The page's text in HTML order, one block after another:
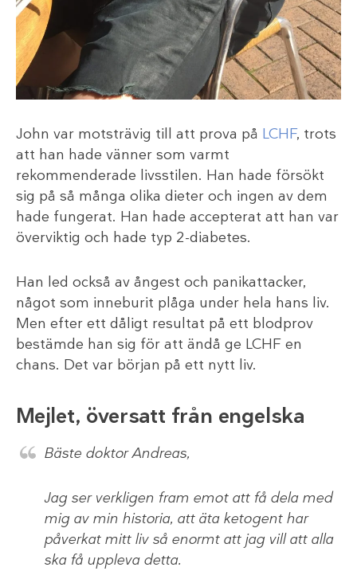
John var motsträvig till att prova på LCHF, trots
att han hade vänner som varmt
rekommenderade livsstilen. Han hade försökt
sig på så många olika dieter och ingen av dem
hade fungerat. Han hade accepterat att han var
överviktig och hade typ 2-diabetes.
Han led också av ångest och panikattacker,
något som inneburit plåga under hela hans liv.
Men efter ett dåligt resultat på ett blodprov
bestämde han sig för att ändå ge LCHF en
chans. Det var början på ett nytt liv.
Mejlet, översatt från engelska
Bäste doktor Andreas,
Jag ser verkligen fram emot att få dela med
mig av min historia, att äta ketogent har
påverkat mitt liv så enormt att jag vill att alla
ska få uppleva detta.